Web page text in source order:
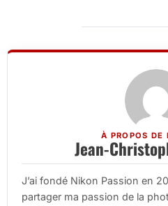
À PROPOS DE
Jean-
J’ai fondé Nikon Passion en
partager ma passion de la